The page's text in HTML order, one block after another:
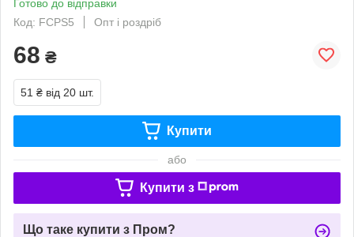
Готово до відправки
Код: FCPS5
Опт і роздріб
68 ₴
51 ₴ від 20 шт.
Купити
або
Купити з
Що таке купити з Пром?